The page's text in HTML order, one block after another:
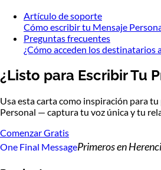
Artículo de soporte
Cómo escribir tu Mensaje
Preguntas frecuentes
¿Cómo acceden los destinatarios
¿Listo para Escribir Tu
Usa esta carta como inspiración para
Personal — captura tu voz única y tu
Comenzar Gratis
One Final MessagePrimeros en